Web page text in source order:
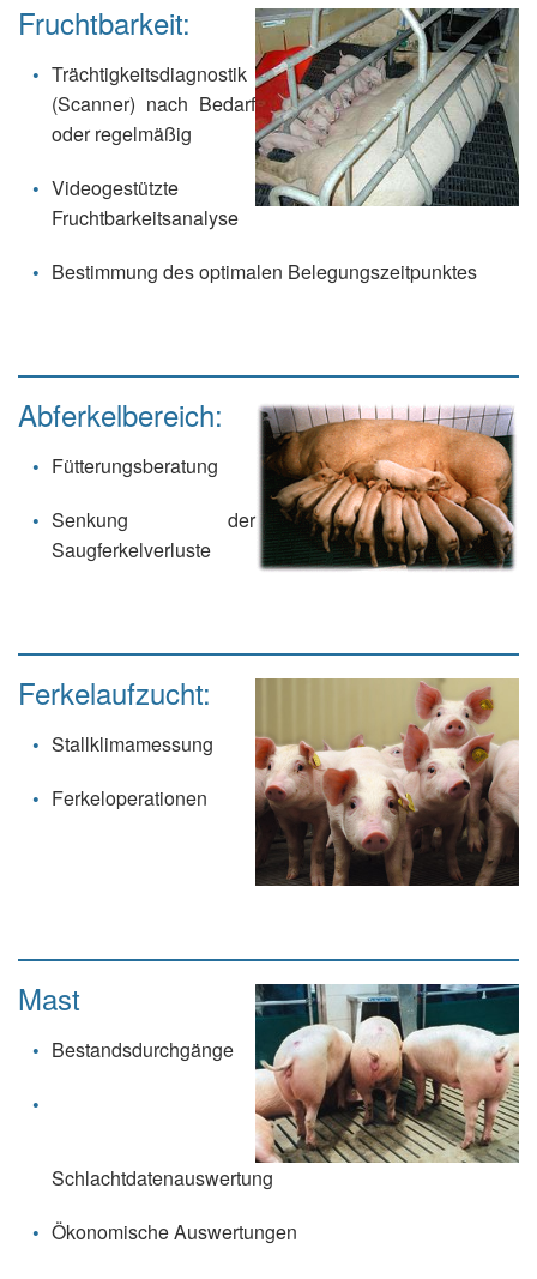
Fruchtbarkeit:
Trächtigkeitsdiagnostik
(Scanner) nach Bedarf
oder regelmäßig
Videogestützte
Fruchtbarkeitsanalyse
Bestimmung des optimalen Belegungszeitpunktes
Abferkelbereich:
Fütterungsberatung
Senkung der
Saugferkelverluste
Ferkelaufzucht:
Stallklimamessung
Ferkeloperationen
Mast
Bestandsdurchgänge
Schlachtdatenauswertung
Ökonomische Auswertungen